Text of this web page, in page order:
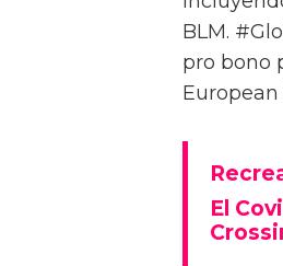
BLM.
pro bono
European
El